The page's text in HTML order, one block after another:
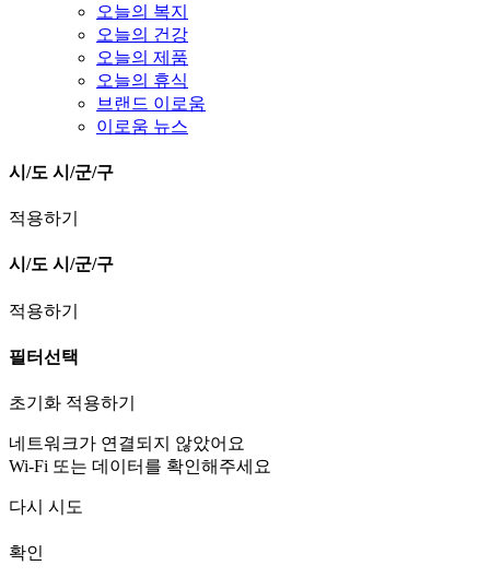
오늘의 복지
오늘의 건강
오늘의 제품
오늘의 휴식
브랜드 이로움
이로움 뉴스
시/도 시/군/구
적용하기
시/도 시/군/구
적용하기
필터선택
초기화 적용하기
네트워크가 연결되지 않았어요
Wi-Fi 또는 데이터를 확인해주세요
다시 시도
확인